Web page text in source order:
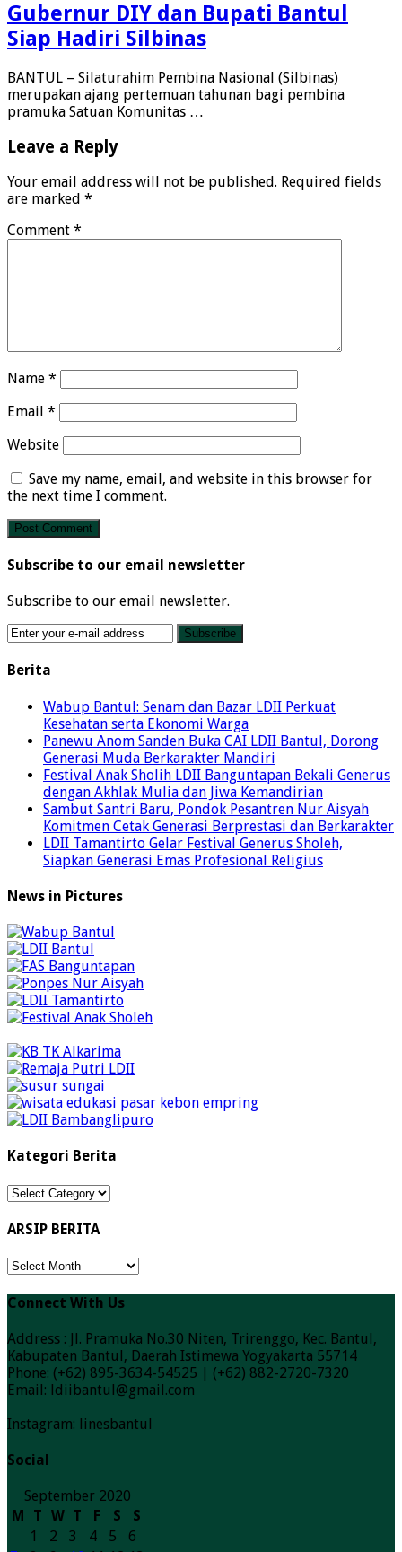
Gubernur DIY dan Bupati Bantul
Siap Hadiri Silbinas
BANTUL – Silaturahim Pembina Nasional (Silbinas)
merupakan ajang pertemuan tahunan bagi pembina
pramuka Satuan Komunitas …
Leave a Reply
Your email address will not be published. Required fields
are marked *
Comment *
Name *
Email *
Website
Save my name, email, and website in this browser for
the next time I comment.
Subscribe to our email newsletter
Subscribe to our email newsletter.
Berita
Wabup Bantul: Senam dan Bazar LDII Perkuat
Kesehatan serta Ekonomi Warga
Panewu Anom Sanden Buka CAI LDII Bantul, Dorong
Generasi Muda Berkarakter Mandiri
Festival Anak Sholih LDII Banguntapan Bekali Generus
dengan Akhlak Mulia dan Jiwa Kemandirian
Sambut Santri Baru, Pondok Pesantren Nur Aisyah
Komitmen Cetak Generasi Berprestasi dan Berkarakter
LDII Tamantirto Gelar Festival Generus Sholeh,
Siapkan Generasi Emas Profesional Religius
News in Pictures
Kategori Berita
Kategori
ARSIP BERITA
ARSIP
Connect With Us
Address : Jl. Pramuka No.30 Niten, Trirenggo, Kec. Bantul,
Kabupaten Bantul, Daerah Istimewa Yogyakarta 55714
Phone: (+62) 895-3634-54525 | (+62) 882-2720-7320
Email: ldiibantul@gmail.com
Instagram: linesbantul
Social
September 2020
M
T W T F S
S
1
2 3 4 5
6